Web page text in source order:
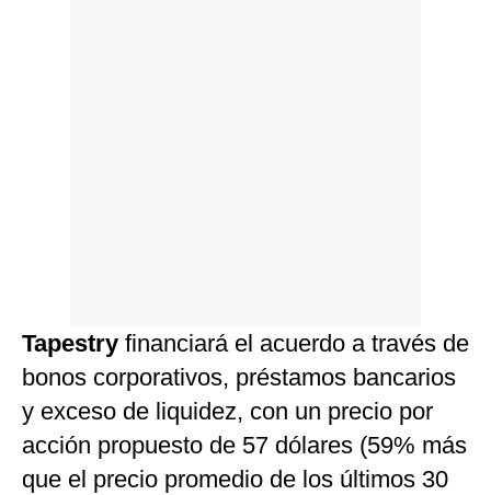
Tapestry financiará el acuerdo a través de
bonos corporativos, préstamos bancarios
y exceso de liquidez, con un precio por
acción propuesto de 57 dólares (59% más
que el precio promedio de los últimos 30